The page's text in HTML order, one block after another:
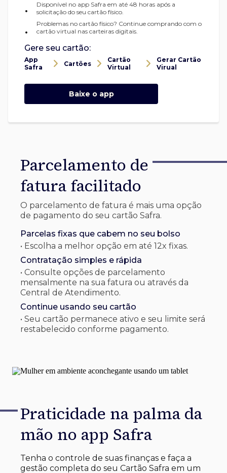
•
Disponível no app Safra em até 48 horas após a
solicitação do seu cartão físico.
•
Problemas no cartão físico? Continue comprando com o
cartão virtual nas carteiras digitais.
Gere seu cartão:
App
Safra
Cartões
Cartão
Virtual
Gerar Cartão
Virual
Baixe o app
Parcelamento de
fatura facilitado
O parcelamento de fatura é mais uma opção
de pagamento do seu cartão Safra.
Parcelas fixas que cabem no seu bolso
• Escolha a melhor opção em até 12x fixas.
Contratação simples e rápida
• Consulte opções de parcelamento
mensalmente na sua fatura ou através da
Central de Atendimento.
Continue usando seu cartão
• Seu cartão permanece ativo e seu limite será
restabelecido conforme pagamento.
Praticidade na palma da
mão no app Safra
Tenha o controle de suas finanças e faça a
gestão completa do seu Cartão Safra em um